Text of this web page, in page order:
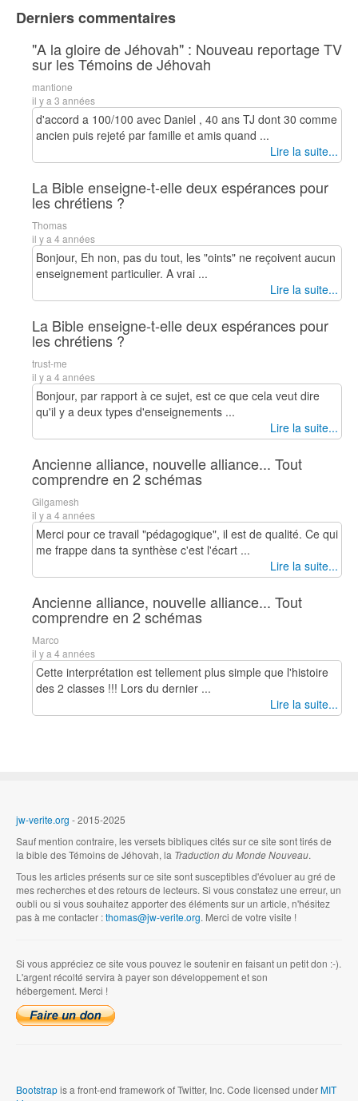
Derniers commentaires
"A la gloire de Jéhovah" : Nouveau reportage TV
sur les Témoins de Jéhovah
mantione
il y a 3 années
d'accord a 100/100 avec Daniel , 40 ans TJ dont 30 comme
ancien puis rejeté par famille et amis quand ...
Lire la suite...
La Bible enseigne-t-elle deux espérances pour
les chrétiens ?
Thomas
il y a 4 années
Bonjour, Eh non, pas du tout, les "oints" ne reçoivent aucun
enseignement particulier. A vrai ...
Lire la suite...
La Bible enseigne-t-elle deux espérances pour
les chrétiens ?
trust-me
il y a 4 années
Bonjour, par rapport à ce sujet, est ce que cela veut dire
qu'il y a deux types d'enseignements ...
Lire la suite...
Ancienne alliance, nouvelle alliance... Tout
comprendre en 2 schémas
Gilgamesh
il y a 4 années
Merci pour ce travail "pédagogique", il est de qualité. Ce qui
me frappe dans ta synthèse c'est l'écart ...
Lire la suite...
Ancienne alliance, nouvelle alliance... Tout
comprendre en 2 schémas
Marco
il y a 4 années
Cette interprétation est tellement plus simple que l'histoire
des 2 classes !!! Lors du dernier ...
Lire la suite...
jw-verite.org - 2015-2025
Sauf mention contraire, les versets bibliques cités sur ce site sont tirés de
la bible des Témoins de Jéhovah, la Traduction du Monde Nouveau.
Tous les articles présents sur ce site sont susceptibles d'évoluer au gré de
mes recherches et des retours de lecteurs. Si vous constatez une erreur, un
oubli ou si vous souhaitez apporter des éléments sur un article, n'hésitez
pas à me contacter :thomas@jw-verite.org. Merci de votre visite !
Si vous appréciez ce site vous pouvez le soutenir en faisant un petit don :-).
L'argent récolté servira à payer son développement et son
hébergement. Merci !
Bootstrapis a front-end framework of Twitter, Inc. Code licensed underMIT